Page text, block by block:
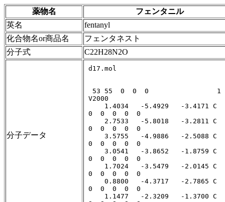
薬物名
フェンタニル
英名
fentanyl
化合物名or商品名
フェンタネスト
分子式
C22H28N2O
分子データ